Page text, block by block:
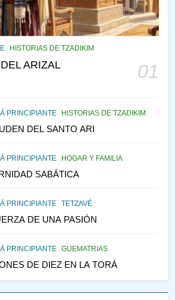
HISTORIAS DE TZADIKIM
ARIZAL 01
PRINCIPIANTE HISTORIAS DE TZADIKIM
DEL SANTO ARI
PRINCIPIANTE HOGAR Y FAMILIA
SABÁTICA
PRINCIPIANTE TETZAVÉ
DE UNA PASIÓN
PRINCIPIANTE GUEMATRIAS
DE DIEZ EN LA TORÁ
CABALÁ Y JASIDUT: EL
CONSEJO DE LOS PADRES
TEMPLO Y LA ALEGRÍA EN
VEAMOS ¿POR QUÉ
IEHOSHÚA? Y LA QUEJA DE
RAZI ¿QUIÉN ES SABIO?